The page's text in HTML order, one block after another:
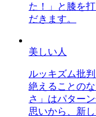
た！」と膝を
だきます。
美しい人
ルッキズム批
絶えることの
さ」はパター
思いから、新